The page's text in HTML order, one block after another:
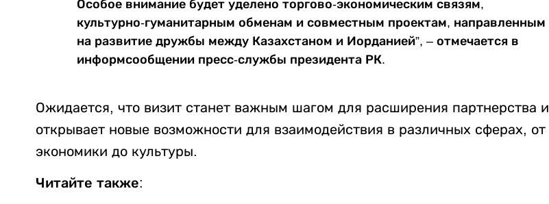
Особое внимание будет уделено торгово-экономическим связям,
культурно-гуманитарным обменам и совместным проектам, направленным
на развитие дружбы между Казахстаном и Иорданией”, – отмечается в
информсообщении пресс-службы президента РК.
Ожидается, что визит станет важным шагом для расширения партнерства и
открывает новые возможности для взаимодействия в различных сферах, от
экономики до культуры.
Читайте также: